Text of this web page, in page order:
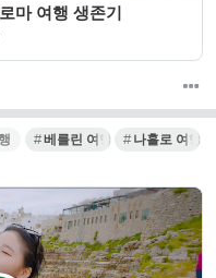
마 여행 생존기
베를린 여행 나홀로 여행